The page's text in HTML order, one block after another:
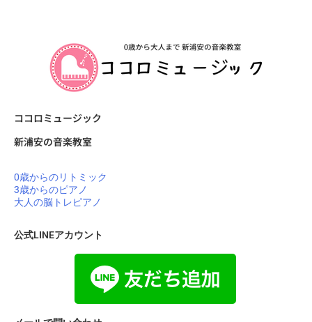
ココロミュージック
新浦安の音楽教室
0歳からのリトミック
3歳からのピアノ
大人の脳トレピアノ
公式LINEアカウント